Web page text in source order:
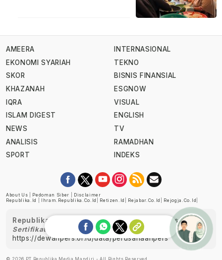
AMEERA
EKONOMI SYARIAH
SKOR
KHAZANAH
IQRA
ISLAM DIGEST
NEWS
ANALISIS
SPORT
INTERNASIONAL
TEKNO
BISNIS FINANSIAL
ESGNOW
VISUAL
ENGLISH
TV
RAMADHAN
INDEKS
About Us Pedoman Siber
Disclaimer
Republika.id
Ihram.republika.co.id Retizen.id Rejabar.co.id Rejogja.co.id
Republika telah diverifikasi oleh Dewan Pers
Sertifikat Nomor 1058/DP-Verifikasi/K/XII/2022
https://dewanpers.or.id/data/perusahaanpers
Ask me!